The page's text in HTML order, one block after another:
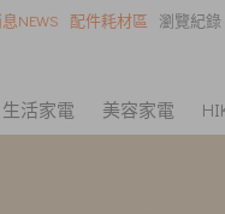
NEWS 配件耗材區 瀏覽紀錄
生活家電
美容家電